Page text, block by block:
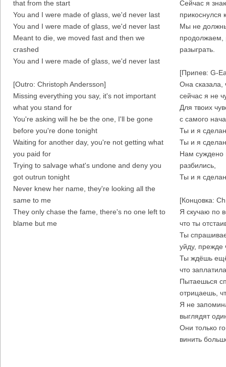
that from the start
You and I were made of glass, we'd never last
You and I were made of glass, we'd never last
Meant to die, we moved fast and then we
crashed
You and I were made of glass, we'd never last
[Outro: Christoph Andersson]
Missing everything you say, it's not important
what you stand for
You're asking will he be the one, I'll be gone
before you're done tonight
Waiting for another day, you're not getting what
you paid for
Trying to salvage what's undone and deny you
got outrun tonight
Never knew her name, they're looking all the
same to me
They only chase the fame, there's no one left to
blame but me
Сейчас я
прикоснулся
Мы не
продолжаем,
разыграть.
[Припев: G-
Она сказала,
сейчас я не
Для твоих
с самого
Ты и я
Ты и я
Нам суждено
разбились,
Ты и я
[Концовка:
Я скучаю по
что ты
Ты
уйду, прежде
Ты ждёшь
что
Пытаешься
отрицаешь,
Я не
выглядят
Они только
винить